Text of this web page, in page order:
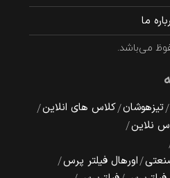
ما
می‌باشد.
تیزهوشان کلاس های انلاین
نلاین
اورهال فیلتر پرس